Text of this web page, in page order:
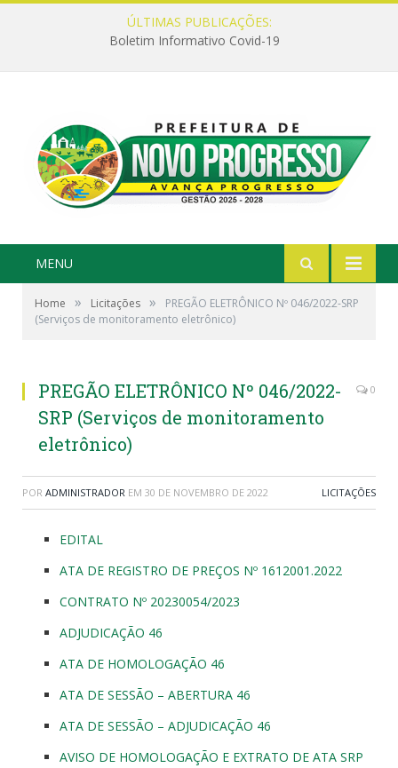
ÚLTIMAS PUBLICAÇÕES:
Boletim Informativo Covid-19
MENU
Home » Licitações »
PREGÃO ELETRÔNICO Nº 046/2022-SRP
(Serviços de monitoramento eletrônico)
PREGÃO ELETRÔNICO Nº 046/2022-
SRP (Serviços de monitoramento
eletrônico)
0
POR ADMINISTRADOR EM 30 DE NOVEMBRO DE 2022 LICITAÇÕES
EDITAL
ATA DE REGISTRO DE PREÇOS Nº 1612001.2022
CONTRATO Nº 20230054/2023
ADJUDICAÇÃO 46
ATA DE HOMOLOGAÇÃO 46
ATA DE SESSÃO – ABERTURA 46
ATA DE SESSÃO – ADJUDICAÇÃO 46
AVISO DE HOMOLOGAÇÃO E EXTRATO DE ATA SRP